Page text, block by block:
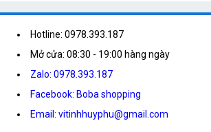
Hotline: 0978.393.187
Mở cửa: 08:30 - 19:00 hàng ngày
Zalo: 0978.393.187
Facebook: Boba shopping
Email: vitinhhuyphu@gmail.com